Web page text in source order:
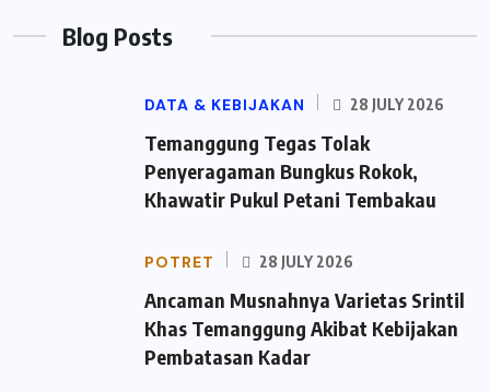
Blog Posts
DATA & KEBIJAKAN 28 JULY 2026
Temanggung Tegas Tolak
Penyeragaman Bungkus Rokok,
Khawatir Pukul Petani Tembakau
POTRET 28 JULY 2026
Ancaman Musnahnya Varietas Srintil
Khas Temanggung Akibat Kebijakan
Pembatasan Kadar